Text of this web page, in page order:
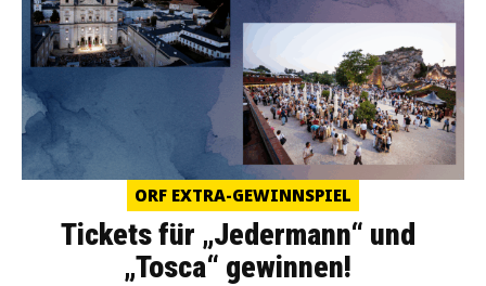
ORF EXTRA-GEWINNSPIEL
Tickets für „Jedermann“ und
„Tosca“ gewinnen!